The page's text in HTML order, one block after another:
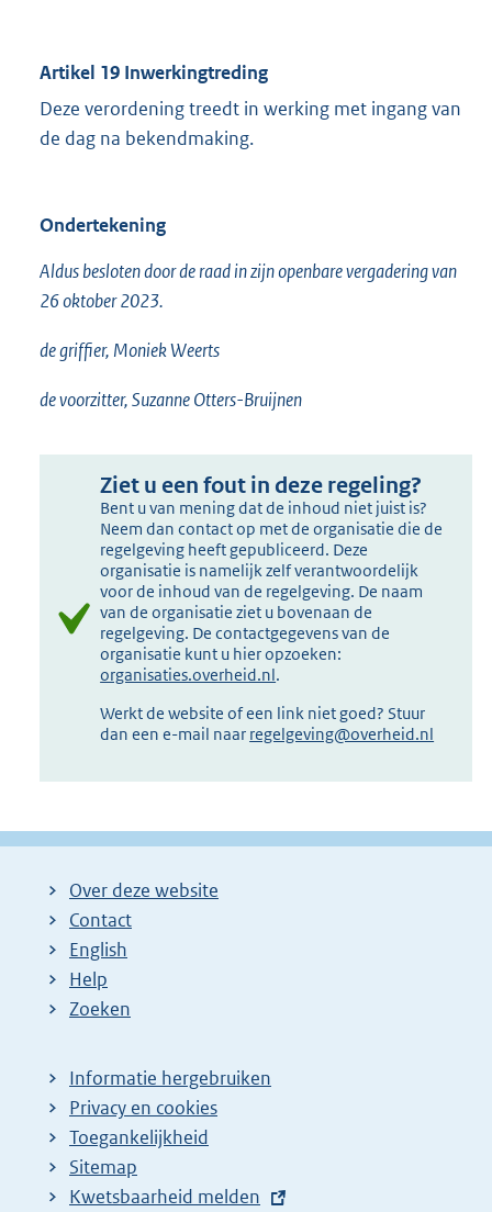
Artikel 19 Inwerkingtreding
Deze verordening treedt in werking met ingang van
de dag na bekendmaking.
Ondertekening
Aldus besloten door de raad in zijn openbare vergadering van
26 oktober 2023.
de griffier, Moniek Weerts
de voorzitter, Suzanne Otters-Bruijnen
Ziet u een fout in deze regeling?
Bent u van mening dat de inhoud niet juist is?
Neem dan contact op met de organisatie die de
regelgeving heeft gepubliceerd. Deze
organisatie is namelijk zelf verantwoordelijk
voor de inhoud van de regelgeving. De naam
van de organisatie ziet u bovenaan de
regelgeving. De contactgegevens van de
organisatie kunt u hier opzoeken:
organisaties.overheid.nl.
Werkt de website of een link niet goed? Stuur
dan een e-mail naar regelgeving@overheid.nl
Over deze website
Contact
English
Help
Zoeken
Informatie hergebruiken
Privacy en cookies
Toegankelijkheid
Sitemap
E
Kwetsbaarheid melden